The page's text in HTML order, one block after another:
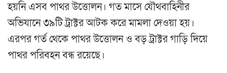
হয়নি এসব পাথর উত্তোলন। গত মাসে যৌথবাহিনীর
অভিযানে ৩৯টি ট্রাক্টর আটক করে মামলা দেওয়া হয়।
এরপর গর্ত থেকে পাথর উত্তোলন ও বড় ট্রাক্টর গাড়ি দিয়ে
পাথর পরিবহন বন্ধ রয়েছে।